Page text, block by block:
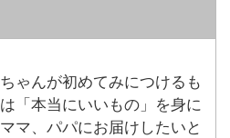
ゃんが初めてみにつけるも
「本当にいいもの」を身に
マ、パパにお届けしたいと